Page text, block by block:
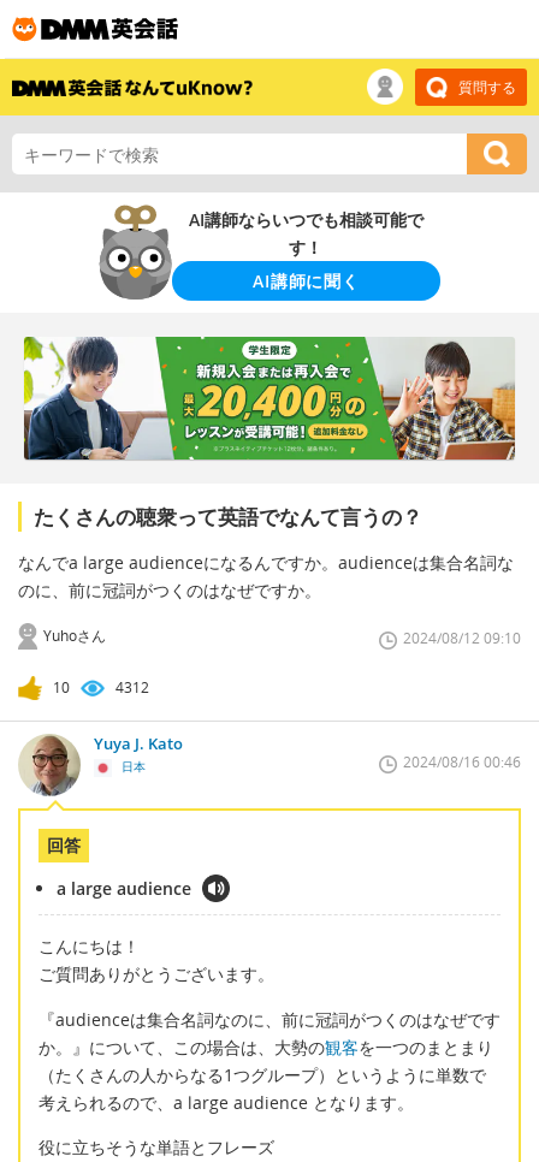
質問する
AI講師ならいつでも相談可能で
す！
AI講師に聞く
たくさんの聴衆って英語でなんて言うの？
なんでa large audienceになるんですか。audienceは集合名詞な
のに、前に冠詞がつくのはなぜですか。
Yuhoさん 2024/08/12 09:10
10 4312
Yuya J. Kato
日本 2024/08/16 00:46
回答
a large audience
こんにちは！
ご質問ありがとうございます。
『audienceは集合名詞なのに、前に冠詞がつくのはなぜです
か。』について、この場合は、大勢の観客を一つのまとまり
（たくさんの人からなる1つグループ）というように単数で
考えられるので、a large audience となります。
役に立ちそうな単語とフレーズ